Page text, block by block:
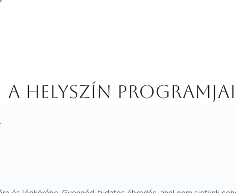
A helyszín programjai